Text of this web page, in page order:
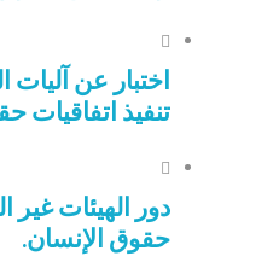
اختبار عن آليات
تنفيذ اتفاقيات
دور الهيئات غير
حقوق الإنسان.